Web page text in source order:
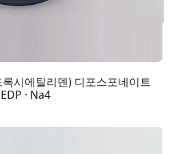
시에틸리덴) 디포스포네이트
· Na4